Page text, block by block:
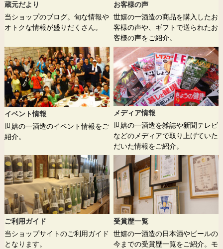
蔵元だより
当ショップのブログ。旬な情報や
オトクな情報が盛りだくさん。
お客様の声
世嬉の一酒造の商品を購入したお
客様の声や、ギフトで送られたお
客様の声をご紹介。
イベント情報
世嬉の一酒造のイベント情報をご
紹介。
メディア情報
世嬉の一酒造を雑誌や新聞テレビ
などのメディアで取り上げていた
だいた情報をご紹介。
ご利用ガイド
当ショップサイトのご利用ガイド
となります。
受賞歴一覧
世嬉の一酒造の日本酒やビールの
今までの受賞歴一覧をご紹介。モ